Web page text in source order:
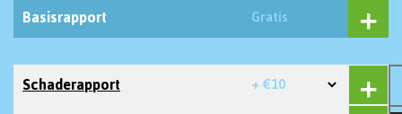
Basisrapport Gratis
Schaderapport + €10